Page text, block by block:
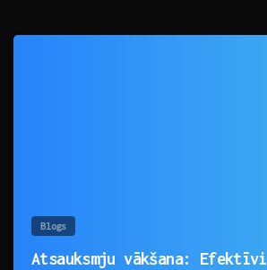
Blogs
Atsauksmju vākšana: